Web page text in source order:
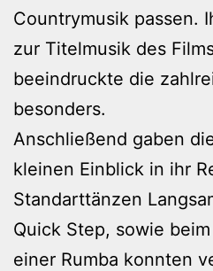
Countrymusik passen.
zur Titelmusik des
beeindruckte die
besonders.
Anschließend gaben
kleinen Einblick in ihr
Standarttänzen
Quick Step, sowie
einer Rumba konnten